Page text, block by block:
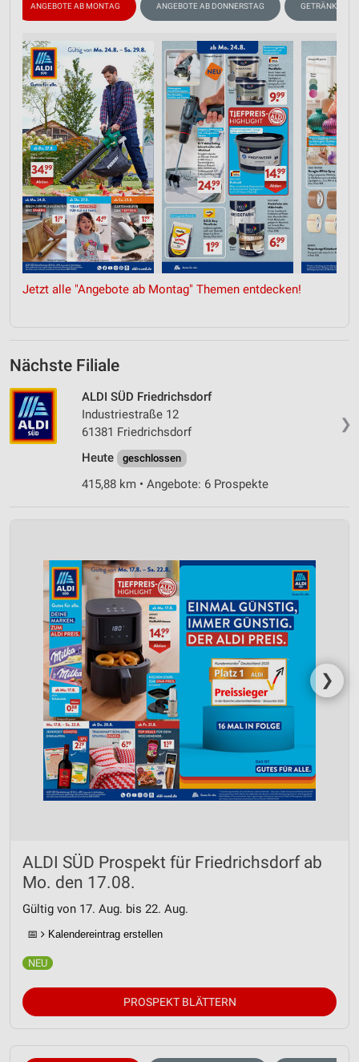
ANGEBOTE AB MONTAG ANGEBOTE AB DONNERSTAG GETRÄNKE
Jetzt alle "Angebote ab Montag" Themen entdecken!
Nächste Filiale
❯
ALDI SÜD Friedrichsdorf
Industriestraße 12
61381 Friedrichsdorf
Heute
geschlossen
415,88 km • Angebote: 6 Prospekte
❯
ALDI SÜD Prospekt für Friedrichsdorf ab
Mo. den 17.08.
Gültig von 17. Aug. bis 22. Aug.
📅 Kalendereintrag erstellen
PROSPEKT BLÄTTERN